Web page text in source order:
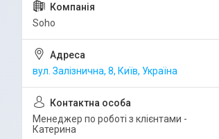
Soho
вул. Залізнична, 8, Київ, Україна
Менеджер по роботі з клієнтами -
Катерина